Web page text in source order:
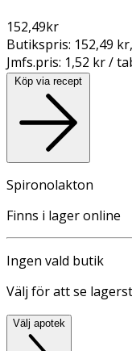
152,49kr
Butikspris: 152,49 kr,
Jmfs.pris: 1,52 kr /
Köp via recept
Spironolakton
Finns i lager online
Ingen vald butik
Välj för att se
Välj apotek